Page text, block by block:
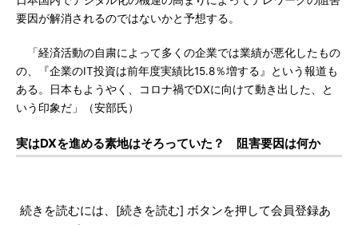
要因が解消されるのではないかと予想する。
「経済活動の自粛によって多くの企業では業績が悪化したもの
の、『企業のIT投資は前年度実績比15.8％増する』という報道も
ある。日本もようやく、コロナ禍でDXに向けて動き出した、と
いう印象だ」（安部氏）
実はDXを進める素地はそろっていた？ 阻害要因は何か
続きを読むには、[続きを読む] ボタンを押して会員登録あ